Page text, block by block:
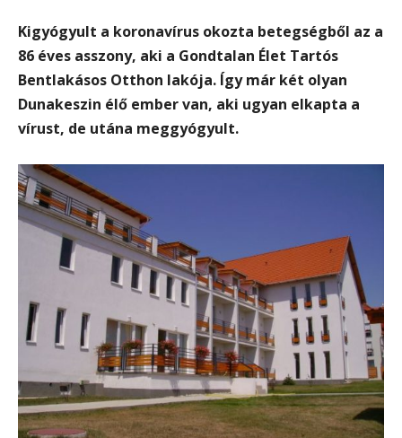
Kigyógyult a koronavírus okozta betegségből az a
86 éves asszony, aki a Gondtalan Élet Tartós
Bentlakásos Otthon lakója. Így már két olyan
Dunakeszin élő ember van, aki ugyan elkapta a
vírust, de utána meggyógyult.